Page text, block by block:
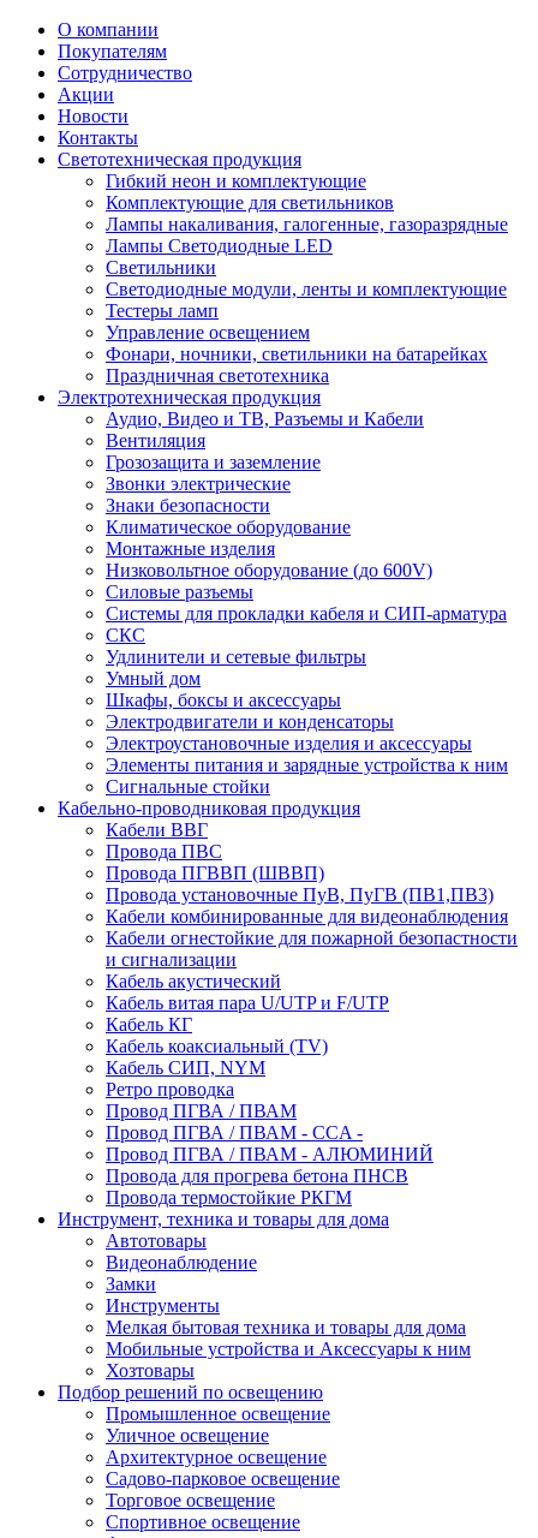
О компании
Покупателям
Сотрудничество
Акции
Новости
Контакты
Светотехническая продукция
Гибкий неон и комплектующие
Комплектующие для светильников
Лампы накаливания, галогенные, газоразрядные
Лампы Светодиодные LED
Светильники
Светодиодные модули, ленты и комплектующие
Тестеры ламп
Управление освещением
Фонари, ночники, светильники на батарейках
Праздничная светотехника
Электротехническая продукция
Аудио, Видео и ТВ, Разъемы и Кабели
Вентиляция
Грозозащита и заземление
Звонки электрические
Знаки безопасности
Климатическое оборудование
Монтажные изделия
Низковольтное оборудование (до 600V)
Силовые разъемы
Системы для прокладки кабеля и СИП-арматура
СКС
Удлинители и сетевые фильтры
Умный дом
Шкафы, боксы и аксессуары
Электродвигатели и конденсаторы
Электроустановочные изделия и аксессуары
Элементы питания и зарядные устройства к ним
Сигнальные стойки
Кабельно-проводниковая продукция
Кабели ВВГ
Провода ПВС
Провода ПГВВП (ШВВП)
Провода установочные ПуВ, ПуГВ (ПВ1,ПВ3)
Кабели комбинированные для видеонаблюдения
Кабели огнестойкие для пожарной безопастности
и сигнализации
Кабель акустический
Кабель витая пара U/UTP и F/UTP
Кабель КГ
Кабель коаксиальный (TV)
Кабель СИП, NYM
Ретро проводка
Провод ПГВА / ПВАМ
Провод ПГВА / ПВАМ - CCA -
Провод ПГВА / ПВАМ - АЛЮМИНИЙ
Провода для прогрева бетона ПНСВ
Провода термостойкие РКГМ
Инструмент, техника и товары для дома
Автотовары
Видеонаблюдение
Замки
Инструменты
Мелкая бытовая техника и товары для дома
Мобильные устройства и Аксессуары к ним
Хозтовары
Подбор решений по освещению
Промышленное освещение
Уличное освещение
Архитектурное освещение
Садово-парковое освещение
Торговое освещение
Спортивное освещение